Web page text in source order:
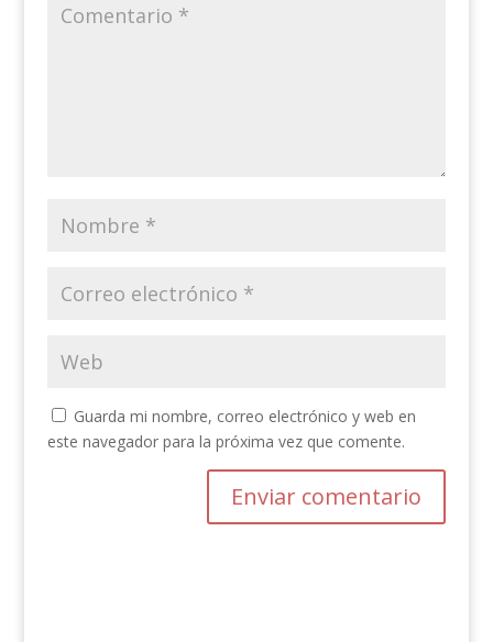
Guarda mi nombre, correo electrónico y web en
este navegador para la próxima vez que comente.